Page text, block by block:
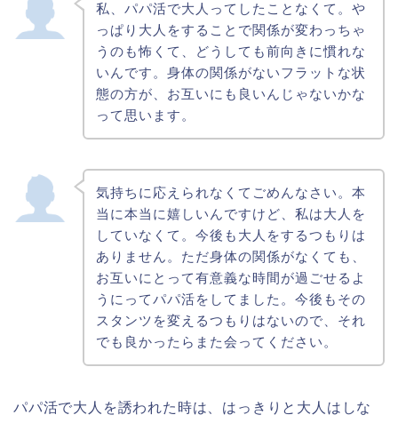
私、パパ活で大人ってしたことなくて。や
っぱり大人をすることで関係が変わっちゃ
うのも怖くて、どうしても前向きに慣れな
いんです。身体の関係がないフラットな状
態の方が、お互いにも良いんじゃないかな
って思います。
気持ちに応えられなくてごめんなさい。本
当に本当に嬉しいんですけど、私は大人を
していなくて。今後も大人をするつもりは
ありません。ただ身体の関係がなくても、
お互いにとって有意義な時間が過ごせるよ
うにってパパ活をしてました。今後もその
スタンツを変えるつもりはないので、それ
でも良かったらまた会ってください。
パパ活で大人を誘われた時は、はっきりと大人はしな